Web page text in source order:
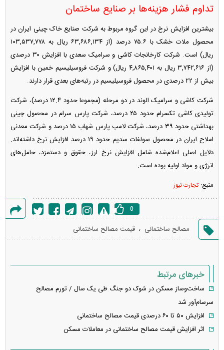
تداوم فشار هزینه‌ها بر صنایع ساختمان
بیشترین افزایش نرخ در این گروه مربوط به شرکت صنایع خاک چینی ایران در
محصول ملات خشک با ۷۵.۶ درصد (از ۶۳,۶۸۶,۱۳۴ ریال به ۱۰۳,۵۳۷,۷۷۸
ریال) است. شرکت کارخانجات کاشی و سرامیک سعدی با افزایش ۳۰ درصدی
(از ۳,۷۴۲,۶۱۶ ریال به ۴,۸۶۵,۴۰۱ ریال) و شرکت فروسیلیسیم خمین با افزایش
بیش از ۲۲ درصدی در محصول فروسیلیسیم در رتبه‌های بعدی قرار دارند.
شرکت کاشی و سرامیک الوند در دو مرحله (مجموعا حدود ۱۲.۴ درصد)، شرکت
تولیدی کاشی تکسرام حدود ۲۵ درصد، شرکت پارس سرام در محصول چینی
بهداشتی حدود ۳۹ درصد، شرکت لامپ پارس شهاب ۱۵ درصد و شرکت معدنی
املاح ایران در محصول سولفات سدیم حدود ۱۹ درصد افزایش نرخ داشته‌اند.
دلایل اصلی اعلام‌شده شامل افزایش نرخ ارز، حقوق و دستمزد، حامل‌های
انرژی و مواد اولیه بوده است.
منبع: تجارت نیوز
گزارش
خطا
0
مصالح ساختمانی ، قیمت مصالح ساختمانی
خبرهای مرتبط
ساخت‌وساز مسکن در شوک دو جنگ طی یک سال / تورم مصالح
سرسام‌آور شد
افزایش ۵٠ تا ۶٠ درصدی قیمت مصالح ساختمانی
اثر افزایش قیمت مصالح ساختمانی در معاملات مسکن